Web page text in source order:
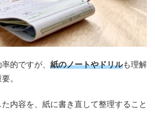
的ですが、 紙のノートやドリルも理解
。
内容を、紙に書き直して整理すること